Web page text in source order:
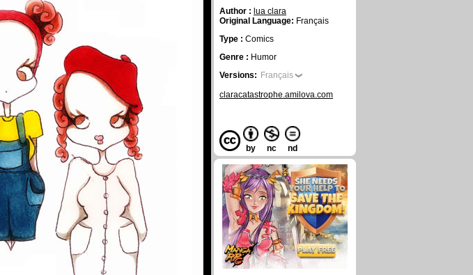
Author : lua clara
Original Language: Français
Type : Comics
Genre : Humor
Versions: Français
claracatastrophe.amilova.com
by nc nd